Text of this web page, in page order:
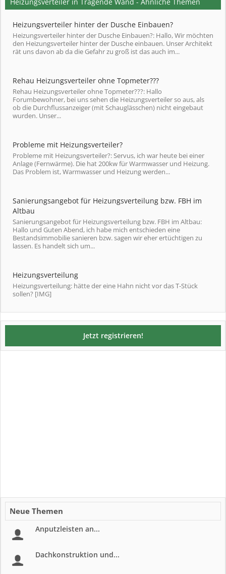
Heizungsverteiler hinter der Dusche Einbauen?
Heizungsverteiler hinter der Dusche Einbauen?: Hallo, Wir möchten
den Heizungsverteiler hinter der Dusche einbauen. Unser Architekt
rät uns davon ab da die Gefahr zu groß ist das auch im...
Rehau Heizungsverteiler ohne Topmeter???
Rehau Heizungsverteiler ohne Topmeter???: Hallo
Forumbewohner, bei uns sehen die Heizungsverteiler so aus, als
ob die Durchflussanzeiger (mit Schauglässchen) nicht eingebaut
wurden. Unser...
Probleme mit Heizungsverteiler?
Probleme mit Heizungsverteiler?: Servus, ich war heute bei einer
Anlage (Fernwärme). Die hat 200kw für Warmwasser und Heizung.
Das Problem ist, Warmwasser und Heizung werden...
Sanierungsangebot für Heizungsverteilung bzw. FBH im
Altbau
Sanierungsangebot für Heizungsverteilung bzw. FBH im Altbau:
Hallo und Guten Abend, ich habe mich entschieden eine
Bestandsimmobilie sanieren bzw. sagen wir eher ertüchtigen zu
lassen. Es handelt sich um...
Heizungsverteilung
Heizungsverteilung: hätte der eine Hahn nicht vor das T-Stück
sollen? [IMG]
Jetzt registrieren!
Neue Themen
Anputzleisten an...
Dachkonstruktion und...